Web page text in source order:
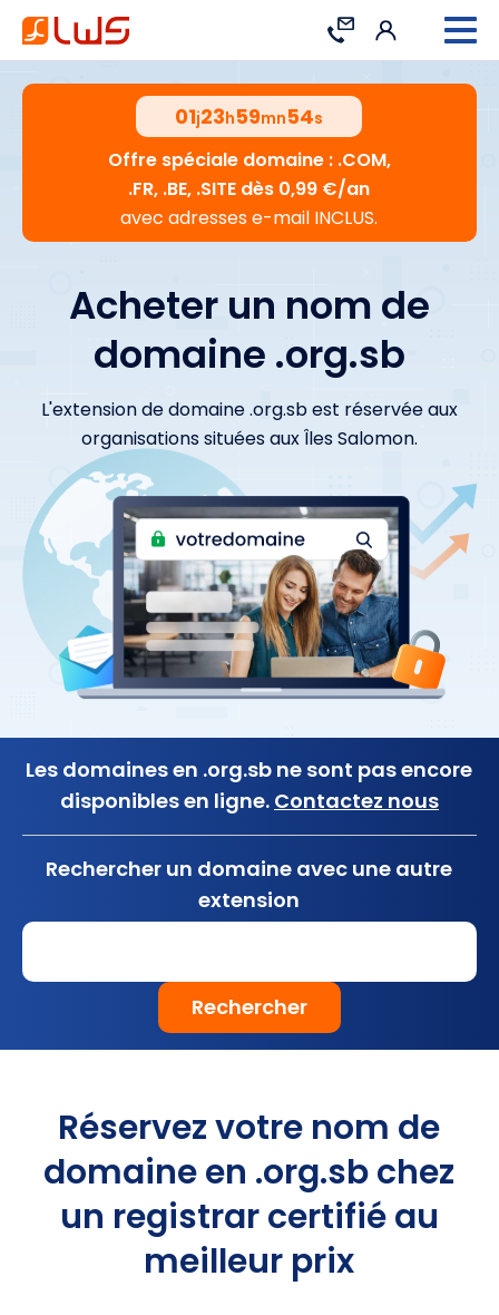
Contact Connexion
01j23h59mn53s
Offre spéciale domaine : .COM,
.FR, .BE, .SITE dès 0,99 €/an
avec adresses e-mail INCLUS.
Acheter un nom de
domaine .org.sb
L'extension de domaine .org.sb est réservée aux
organisations situées aux Îles Salomon.
Les domaines en .org.sb ne sont pas encore
disponibles en ligne. Contactez nous
Rechercher un domaine avec une autre
extension
Rechercher
Réservez votre nom de
domaine en .org.sb chez
un registrar certifié au
meilleur prix